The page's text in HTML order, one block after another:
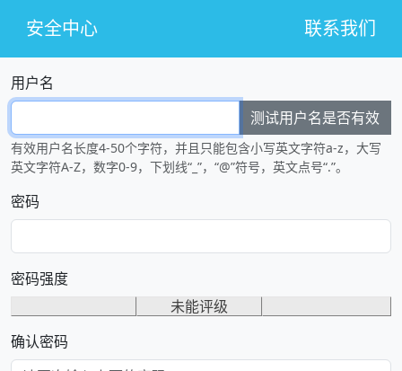
安全中心 联系我们
用户名
测试用户名是否有效
有效用户名长度4-50个字符，并且只能包含小写英文字符a-z，大写
英文字符A-Z，数字0-9，下划线“_”，“@”符号，英文点号“.”。
密码
密码强度
未能评级
确认密码